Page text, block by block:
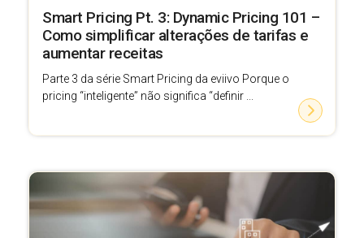
Smart Pricing Pt. 3: Dynamic Pricing 101 –
Como simplificar alterações de tarifas e
aumentar receitas
Parte 3 da série Smart Pricing da eviivo Porque o
pricing “inteligente” não significa “definir ...